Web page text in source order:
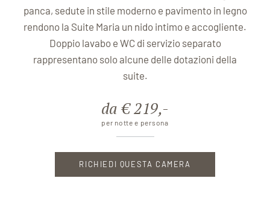
panca, sedute in stile moderno e pavimento in legno
rendono la Suite Maria un nido intimo e accogliente.
Doppio lavabo e WC di servizio separato
rappresentano solo alcune delle dotazioni della
suite.
da € 219,-
per notte e persona
RICHIEDI QUESTA CAMERA